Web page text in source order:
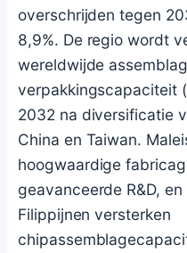
overschrijden tegen
8,9%. De regio wordt
wereldwijde
verpakkingscapaciteit
2032 na diversificatie
China en Taiwan.
hoogwaardige
geavanceerde R&D,
Filippijnen versterken